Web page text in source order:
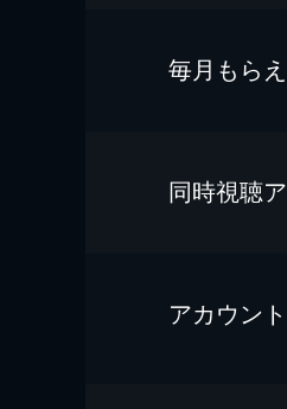
毎⽉もら
同時視聴
アカウン